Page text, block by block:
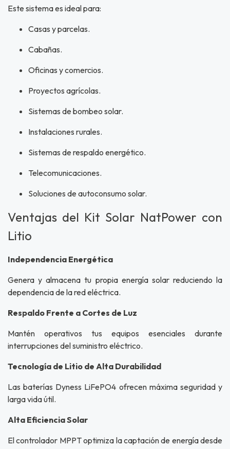
Este sistema es ideal para:
Casas y parcelas.
Cabañas.
Oficinas y comercios.
Proyectos agrícolas.
Sistemas de bombeo solar.
Instalaciones rurales.
Sistemas de respaldo energético.
Telecomunicaciones.
Soluciones de autoconsumo solar.
Ventajas del Kit Solar NatPower con
Litio
Independencia Energética
Genera y almacena tu propia energía solar reduciendo la
dependencia de la red eléctrica.
Respaldo Frente a Cortes de Luz
Mantén operativos tus equipos esenciales durante
interrupciones del suministro eléctrico.
Tecnología de Litio de Alta Durabilidad
Las baterías Dyness LiFePO4 ofrecen máxima seguridad y
larga vida útil.
Alta Eficiencia Solar
El controlador MPPT optimiza la captación de energía desde